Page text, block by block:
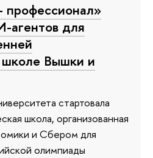
агентов для
Вышки и
стартовала
школа, организованная
и Сбером для
олимпиады